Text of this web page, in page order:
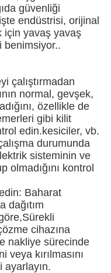
güvenliği
endüstrisi, orijinal
için yavaş yavaş
benimsiyor..
çalıştırmadan
normal, gevşek,
özellikle de
gibi kilit
edin.kesiciler, vb.
durumunda
sisteminin ve
olmadığını kontrol
Baharat
dağıtım
cihazına
nakliye sürecinde
veya kırılmasını